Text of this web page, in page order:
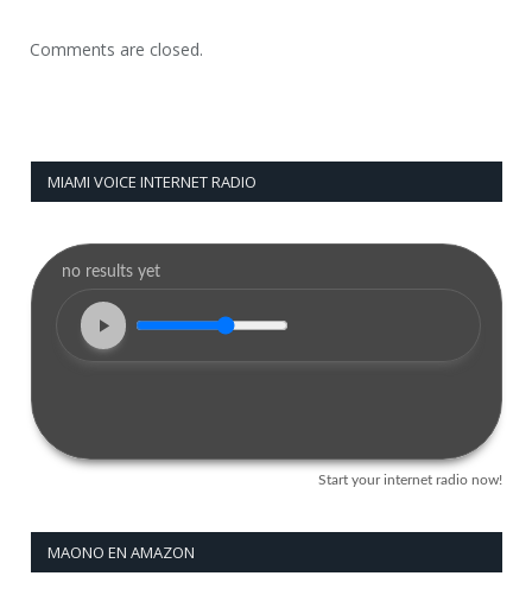
Comments are closed.
MIAMI VOICE INTERNET RADIO
MAONO EN AMAZON